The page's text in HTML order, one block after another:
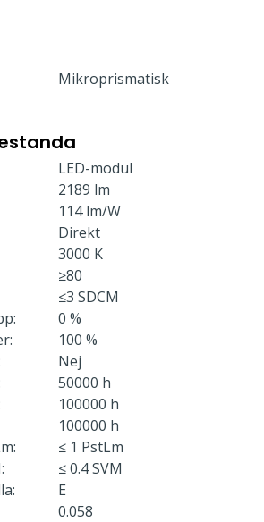
Mikroprismatisk
LED-modul
2189 lm
114 lm/W
Direkt
3000 K
≥80
≤3 SDCM
0 %
100 %
Nej
50000 h
100000 h
100000 h
≤ 1 PstLm
≤ 0.4 SVM
E
0.058